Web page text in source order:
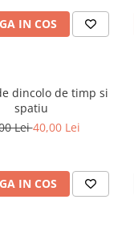
IN COS
dincolo de timp si
spatiu
Lei40,00 Lei
IN COS